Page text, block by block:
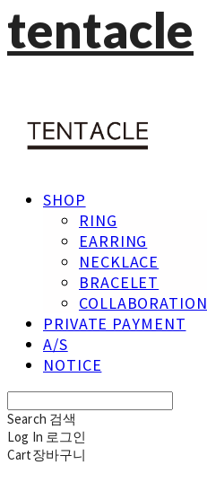
tentacle
SHOP
RING
EARRING
NECKLACE
BRACELET
COLLABORATION
PRIVATE PAYMENT
A/S
NOTICE
Search 검색
Log In 로그인
Cart장바구니